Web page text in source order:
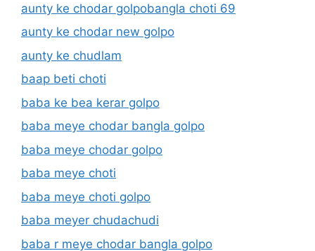
aunty ke chodar golpobangla choti 69
aunty ke chodar new golpo
aunty ke chudlam
baap beti choti
baba ke bea kerar golpo
baba meye chodar bangla golpo
baba meye chodar golpo
baba meye choti
baba meye choti golpo
baba meyer chudachudi
baba r meye chodar bangla golpo